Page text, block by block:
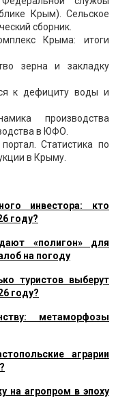
Крым). Сельское
сборник.
Крыма: итоги
зерна и закладку
к дефициту воды и
производства
в ЮФО.
Статистика по
в Крыму.
инвестора: кто
году?
«полигон» для
на погоду
туристов выберут
году?
метаморфозы
аграрии
на агропром в эпоху